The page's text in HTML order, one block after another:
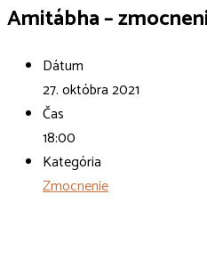
Amitábha –
Dátum
27. októbra 2021
Čas
18:00
Kategória
Zmocnenie